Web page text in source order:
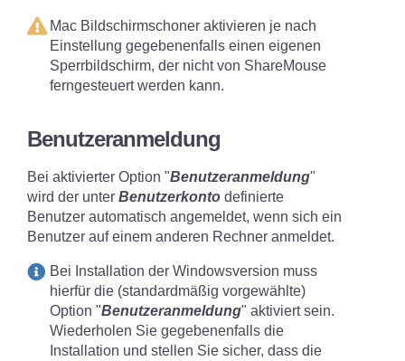
Mac Bildschirmschoner aktivieren je nach
Einstellung gegebenenfalls einen eigenen
Sperrbildschirm, der nicht von ShareMouse
ferngesteuert werden kann.
Benutzeranmeldung
Bei aktivierter Option "Benutzeranmeldung"
wird der unter Benutzerkonto definierte
Benutzer automatisch angemeldet, wenn sich ein
Benutzer auf einem anderen Rechner anmeldet.
Bei Installation der Windowsversion muss
hierfür die (standardmäßig vorgewählte)
Option "Benutzeranmeldung" aktiviert sein.
Wiederholen Sie gegebenenfalls die
Installation und stellen Sie sicher, dass die